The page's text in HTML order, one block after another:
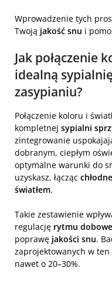
Wprowadzenie tych
Twoją jakość snu i
Jak połączenie
idealną
zasypianiu?
Połączenie koloru i
kompletnej sypialni
zintegrowanie
dobranym, ciepłym
optymalne warunki do
uzyskasz, łącząc
światłem.
Takie zestawienie
regulację rytmu
poprawę jakości snu.
zaprojektowanych w
nawet o 20–30%.